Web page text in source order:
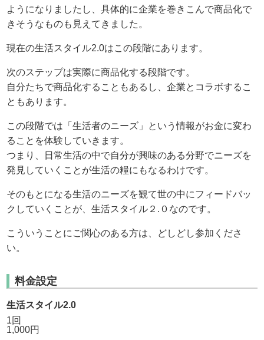
ようになりましたし、具体的に企業を巻きこんで商品化で
きそうなものも見えてきました。
現在の生活スタイル2.0はこの段階にあります。
次のステップは実際に商品化する段階です。
自分たちで商品化することもあるし、企業とコラボするこ
ともあります。
この段階では「生活者のニーズ」という情報がお金に変わ
ることを体験していきます。
つまり、日常生活の中で自分が興味のある分野でニーズを
発見していくことが生活の糧にもなるわけです。
そのもとになる生活のニーズを観て世の中にフィードバッ
クしていくことが、生活スタイル２.０なのです。
こういうことにご関心のある方は、どしどし参加くださ
い。
料金設定
生活スタイル2.0
1回
1,000円